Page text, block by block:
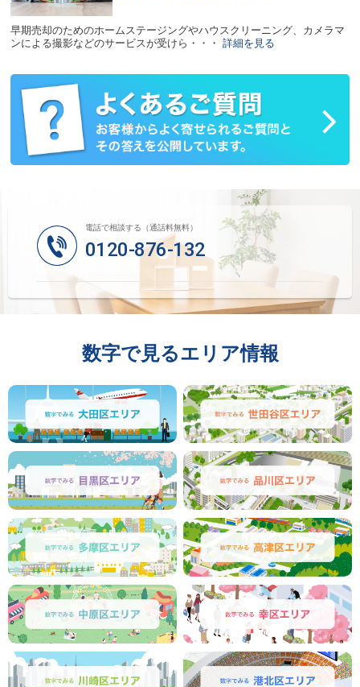
早期売却のためのホームステージングやハウスクリーニング、カメラマ
ンによる撮影などのサービスが受けら・・・詳細を見る
電話で相談する（通話料無料）
0120-876-132
数字で見るエリア情報